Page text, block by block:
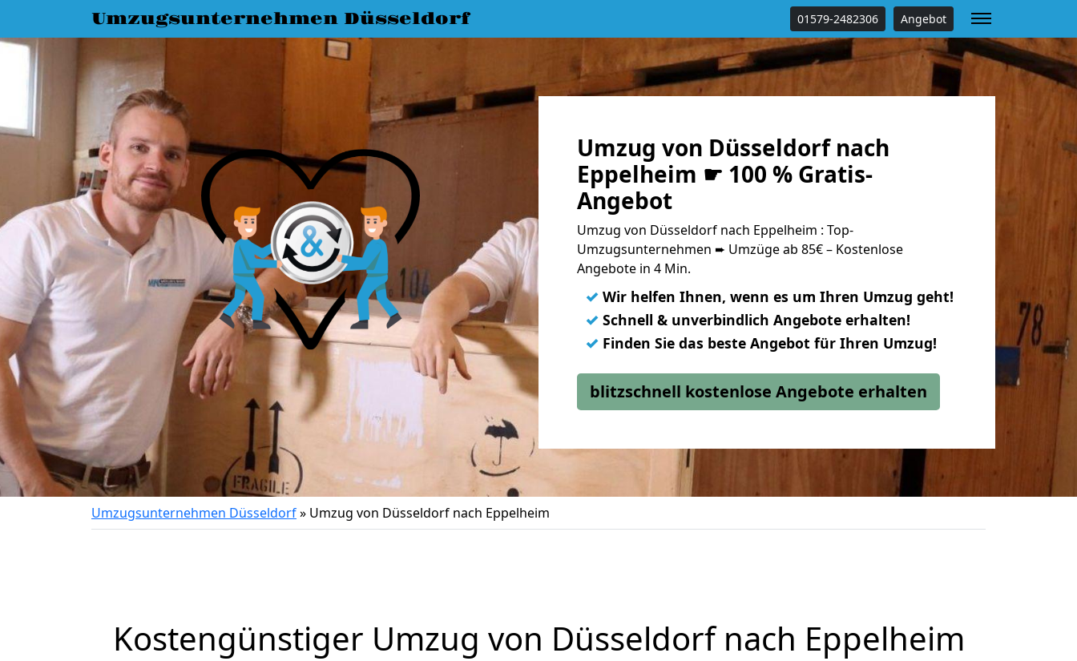
Umzugsunternehmen Düsseldorf 01579-2482306 Angebot
Umzug von Düsseldorf nach
Eppelheim ☛ 100 % Gratis-
Angebot
Umzug von Düsseldorf nach Eppelheim : Top-
Umzugsunternehmen ➨ Umzüge ab 85€ – Kostenlose
Angebote in 4 Min.
✓ Wir helfen Ihnen, wenn es um Ihren Umzug geht!
✓ Schnell & unverbindlich Angebote erhalten!
✓ Finden Sie das beste Angebot für Ihren Umzug!
blitzschnell kostenlose Angebote erhalten
Umzugsunternehmen Düsseldorf» Umzug von Düsseldorf nach Eppelheim
Kostengünstiger Umzug von Düsseldorf nach Eppelheim